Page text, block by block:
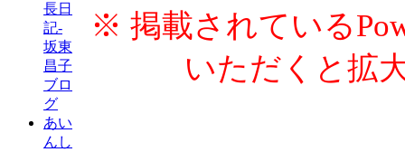
長日
記-
坂東
昌子
ブロ
グ
あい
んし
※ 掲載されている
いただくと拡